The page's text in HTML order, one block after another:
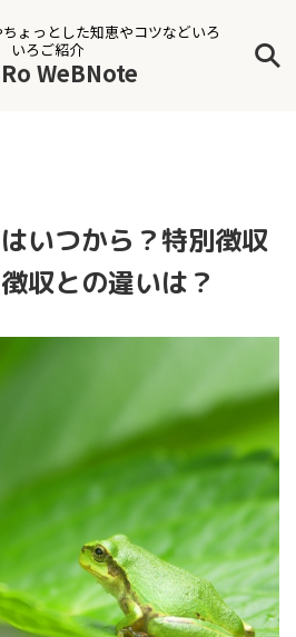
ょっとした知恵やコツなどいろ
いろご紹介
WeBNote
いつから？特別徴収
収との違いは？